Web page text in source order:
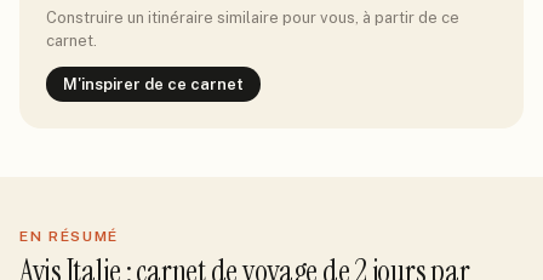
Construire un itinéraire similaire pour vous, à partir de ce
carnet.
M'inspirer de ce carnet
EN RÉSUMÉ
AvisItalie: carnet de voyage de2jourspar